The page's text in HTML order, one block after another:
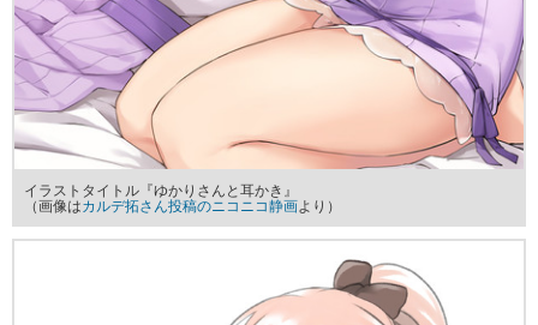
イラストタイトル『ゆかりさんと耳かき』
（画像はカルデ拓さん投稿のニコニコ静画より）